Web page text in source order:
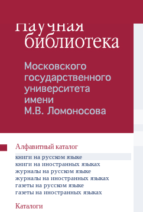
Алфавитный каталог
книги на русском языке
книги на иностранных языках
журналы на русском языке
журналы на иностранных языках
газеты на русском языке
газеты на иностранных языках
Каталоги